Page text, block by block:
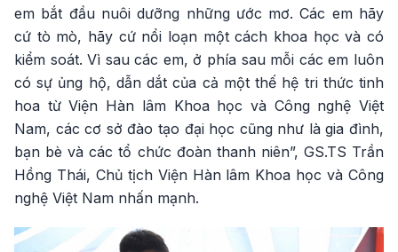
em bắt đầu nuôi dưỡng những ước mơ. Các em hãy
cứ tò mò, hãy cứ nổi loạn một cách khoa học và có
kiểm soát. Vì sau các em, ở phía sau mỗi các em luôn
có sự ủng hộ, dẫn dắt của cả một thế hệ tri thức tinh
hoa từ Viện Hàn lâm Khoa học và Công nghệ Việt
Nam, các cơ sở đào tạo đại học cũng như là gia đình,
bạn bè và các tổ chức đoàn thanh niên”, GS.TS Trần
Hồng Thái, Chủ tịch Viện Hàn lâm Khoa học và Công
nghệ Việt Nam nhấn mạnh.